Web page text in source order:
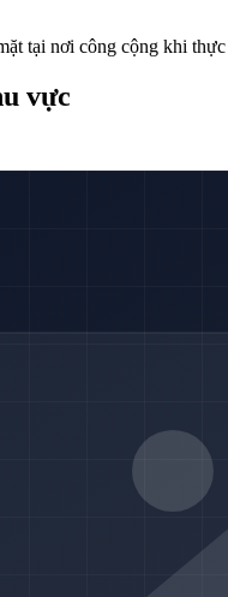
tại nơi công cộng khi
vực